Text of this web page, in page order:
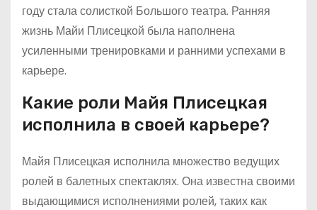
году стала солисткой Большого театра. Ранняя
жизнь Майи Плисецкой была наполнена
усиленными тренировками и ранними успехами в
карьере.
Какие роли Майя Плисецкая
исполнила в своей карьере?
Майя Плисецкая исполнила множество ведущих
ролей в балетных спектаклях. Она известна своими
выдающимися исполнениями ролей, таких как